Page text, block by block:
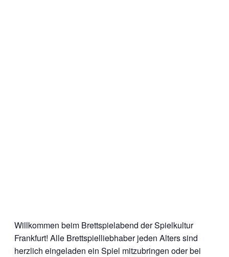
Willkommen beim Brettspielabend der Spielkultur
Frankfurt! Alle Brettspielliebhaber jeden Alters sind
herzlich eingeladen ein Spiel mitzubringen oder bei